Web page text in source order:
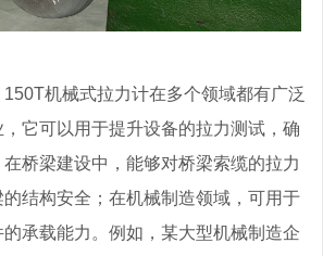
机械式拉力计在多个领域都有广泛
它可以用于提升设备的拉力测试，确
桥梁建设中，能够对桥梁索缆的拉力
结构安全；在机械制造领域，可用于
承载能力。例如，某大型机械制造企